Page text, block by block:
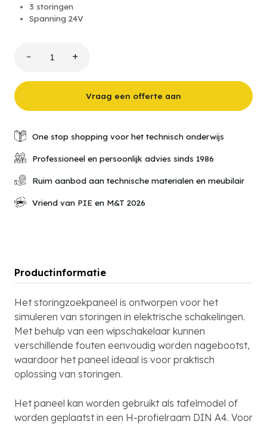
3 storingen
Spanning 24V
−
Storingzoeker
"Aderbesparende
wisselschakeling"
aantal
+
Vraag een offerte aan
One stop shopping voor het technisch onderwijs
Professioneel en persoonlijk advies sinds 1986
Ruim aanbod aan technische materialen en meubilair
Vriend van PIE en M&T 2026
Productinformatie
Het storingzoekpaneel is ontworpen voor het
simuleren van storingen in elektrische schakelingen.
Met behulp van een wipschakelaar kunnen
verschillende fouten eenvoudig worden nagebootst,
waardoor het paneel ideaal is voor praktisch
oplossing van storingen.
Het paneel kan worden gebruikt als tafelmodel of
worden geplaatst in een H-profielraam DIN A4. Voor